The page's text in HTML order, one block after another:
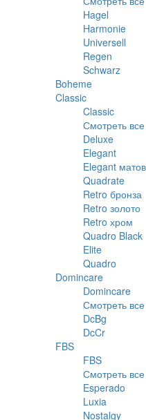
Hagel
Harmonie
Universell
Regen
Schwarz
Boheme
Classic
Classic
Смотреть
Deluxe
Elegant
Elegant
Quadrate
Retro бронза
Retro золото
Retro хром
Quadro Black
Elite
Quadro
Domincare
Domincare
Смотреть
DcBg
DcCr
FBS
FBS
Смотреть
Esperado
Luxia
Nostalgy